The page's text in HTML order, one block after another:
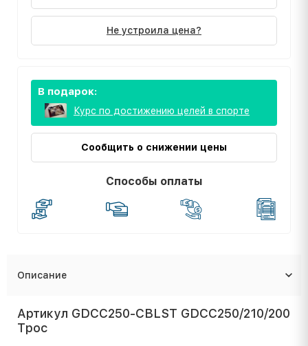
Не устроила цена?
В подарок:
Курс по достижению целей в спорте
Сообщить о снижении цены
Способы оплаты
Описание
Артикул GDCC250-CBLST GDCC250/210/200
Трос